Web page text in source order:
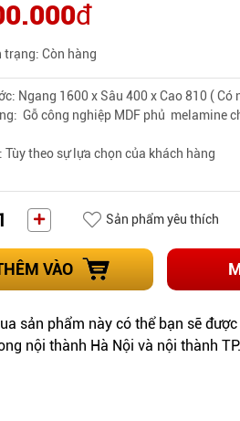
đ
trạng: Còn hàng
Ngang 1600 x Sâu 400 x Cao 810 ( Có
Gỗ công nghiệp MDF phủ melamine
Tùy theo sự lựa chọn của khách hàng
Sản phẩm yêu thích
VÀO
sản phẩm này có thể bạn sẽ
nội thành Hà Nội và nội thành